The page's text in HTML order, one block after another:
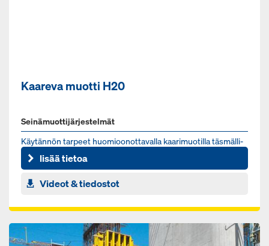
Kaareva muotti H20
Seinämuottijärjestelmät
Käy­tän­nön tar­peet huo­mioo­not­ta­val­la kaa­ri­muo­til­la täs­mäl­li­
set kaa­ret
lisää tietoa
Videot & tiedostot